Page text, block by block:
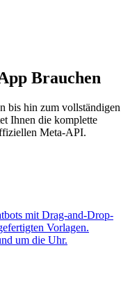
Brauchen
bis hin zum vollständigen
Ihnen die komplette
Meta-API.
mit Drag-and-Drop-
Vorlagen.
um die Uhr.